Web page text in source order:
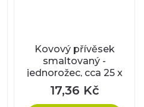
Kovový přívěsek
smaltovaný -
jednorožec, cca 25 x
19mm
17,36 Kč